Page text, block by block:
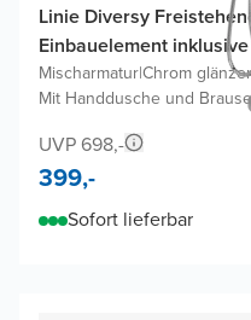
Linie Diversy
Einbauelement inklusive
Mischarmatur|Chrom
Mit Handdusche und
UVP 698,-
399,-
Sofort lieferbar